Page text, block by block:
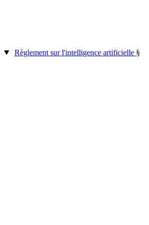
Règlement sur l'intelligence artificielle §